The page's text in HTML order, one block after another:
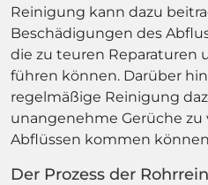
Reinigung kann dazu
Beschädigungen des
die zu teuren Reparaturen
führen können. Darüber
regelmäßige Reinigung
unangenehme Gerüche zu
Abflüssen kommen
Der Prozess der